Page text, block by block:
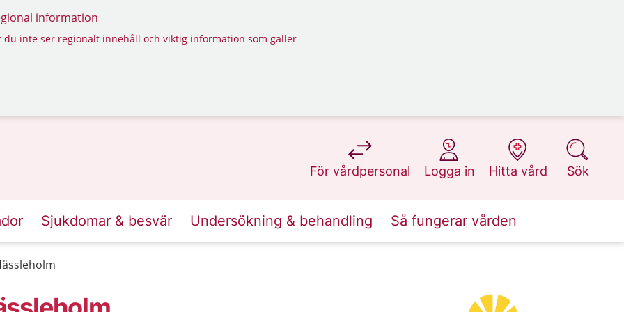
information
du inte ser regionalt innehåll och viktig information som gäller
För vårdpersonal
på 1177.se
Logga in
på 1177.se
Hitta vård
på 1177.se
Sök
på 1177.se
Sjukdomar & besvär Undersökning & behandling Så fungerar vården